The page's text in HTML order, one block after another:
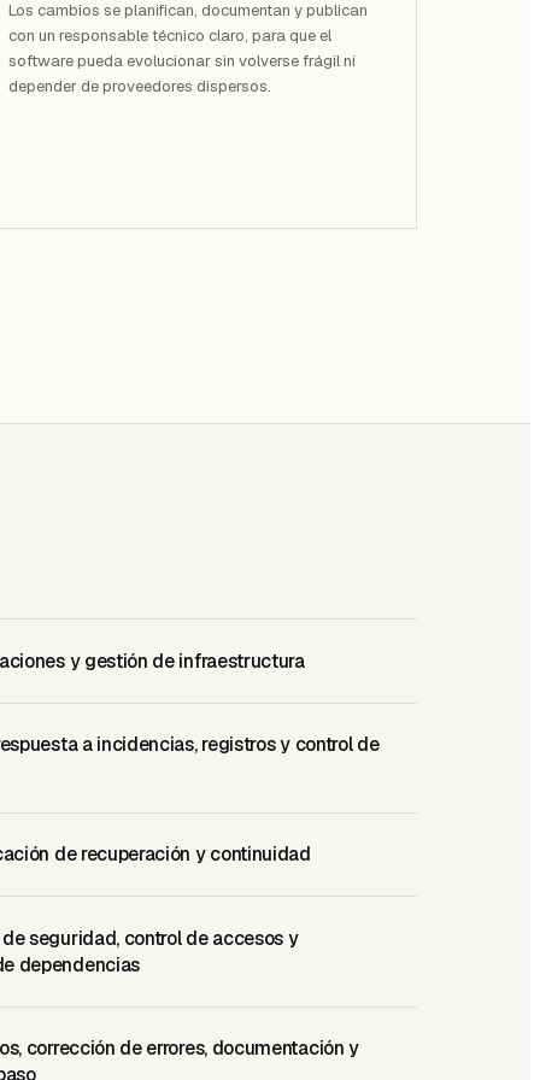
Los cambios se planifican, documentan y publican
con un responsable técnico claro, para que el
software pueda evolucionar sin volverse frágil ni
depender de proveedores dispersos.
y gestión de infraestructura
a incidencias, registros y control de
de recuperación y continuidad
seguridad, control de accesos y
dependencias
corrección de errores, documentación y